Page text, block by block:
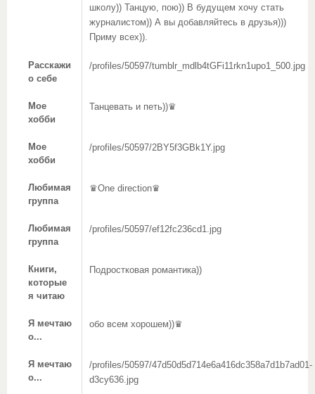
школу)) Танцую, пою)) В будущем хочу стать
журналистом)) А вы добавляйтесь в друзья)))
Приму всех)).
Расскажи
о себе
/profiles/50597/tumblr_mdlb4tGFi11rkn1upo1_500.jpg
Мое
хобби
Танцевать и петь))♛
Мое
хобби
/profiles/50597/2BY5f3GBk1Y.jpg
Любимая
группа
♛One direction♛
Любимая
группа
/profiles/50597/ef12fc236cd1.jpg
Книги,
которые
я читаю
Подростковая романтика))
Я мечтаю
о...
обо всем хорошем))♛
Я мечтаю
о...
/profiles/50597/47d50d5d714e6a416dc358a7d1b7ad01-
d3cy636.jpg